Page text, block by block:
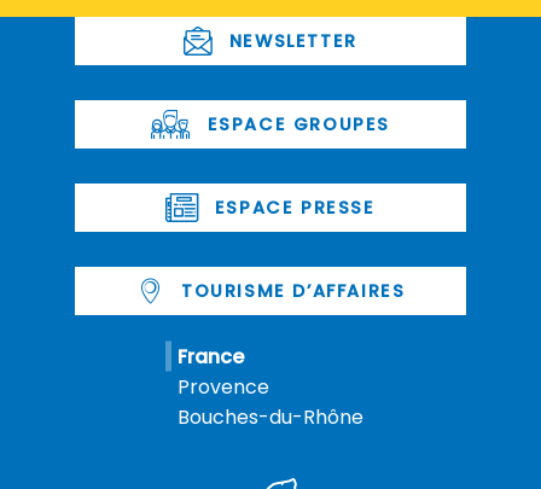
NEWSLETTER
ESPACE GROUPES
ESPACE PRESSE
TOURISME D’AFFAIRES
France
Provence
Bouches-du-Rhône